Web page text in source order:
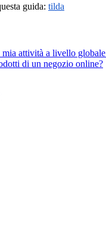
guida: tilda
mia attività a livello
di un negozio online?